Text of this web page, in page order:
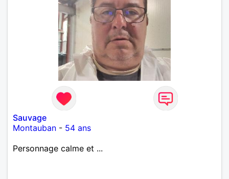
Sauvage
Montauban - 54 ans
Personnage calme et ...